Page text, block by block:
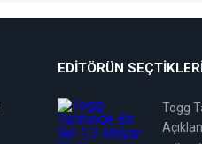
EDITÖRÜN
Togg